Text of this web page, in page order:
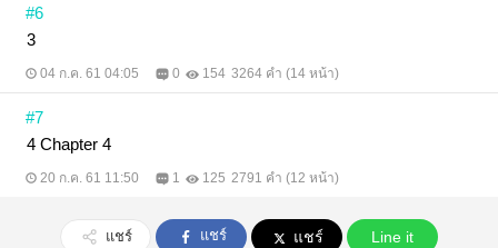
#6
3
04 ก.ค. 61 04:05 0 154 3264 คำ (14 หน้า)
#7
4 Chapter 4
20 ก.ค. 61 11:50 1 125 2791 คำ (12 หน้า)
แชร์ แชร์ แชร์ Line it